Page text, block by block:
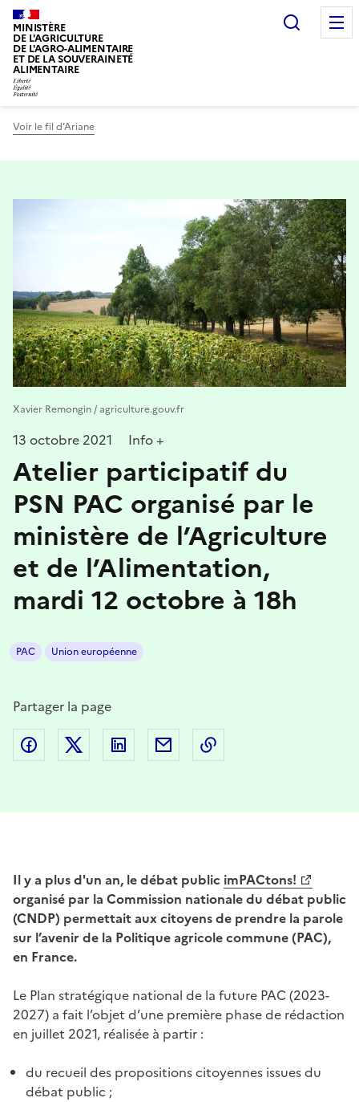
MINISTÈRE
DE L'AGRICULTURE
DE L'AGRO-ALIMENTAIRE
ET DE LA SOUVERAINETÉ
ALIMENTAIRE
Voir le fil d’Ariane
Xavier Remongin / agriculture.gouv.fr
13 octobre 2021 Info +
Atelier participatif du
PSN PAC organisé par le
ministère de l’Agriculture
et de l’Alimentation,
mardi 12 octobre à 18h
PAC Union européenne
Partager la page
Partager sur Facebook
Partager sur Twitter
Partager sur LinkedIn
Partager par email
Il y a plus d'un an, le débat public imPACtons!
organisé par la Commission nationale du débat public
(CNDP) permettait aux citoyens de prendre la parole
sur l’avenir de la Politique agricole commune (PAC),
en France.
Le Plan stratégique national de la future PAC (2023-
2027) a fait l’objet d’une première phase de rédaction
en juillet 2021, réalisée à partir :
du recueil des propositions citoyennes issues du
débat public ;